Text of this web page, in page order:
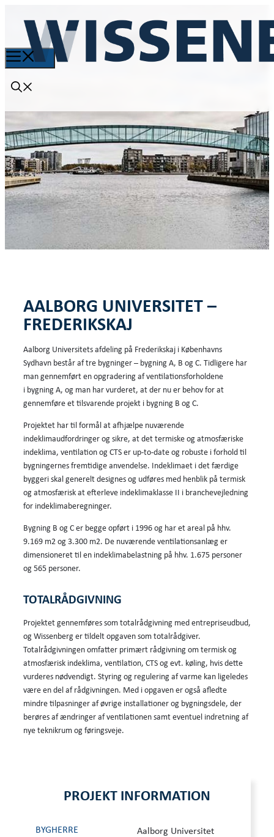
AALBORG UNIVERSITET –
FREDERIKSKAJ
Aalborg Universitets afdeling på Frederikskaj i Københavns
Sydhavn består af tre bygninger – bygning A, B og C. Tidligere har
man gennemført en opgradering af ventilationsforholdene
i bygning A, og man har vurderet, at der nu er behov for at
gennemføre et tilsvarende projekt i bygning B og C.
Projektet har til formål at afhjælpe nuværende
indeklimaudfordringer og sikre, at det termiske og atmosfæriske
indeklima, ventilation og CTS er up-to-date og robuste i forhold til
bygningernes fremtidige anvendelse. Indeklimaet i det færdige
byggeri skal generelt designes og udføres med henblik på termisk
og atmosfærisk at efterleve indeklimaklasse II i branchevejledning
for indeklimaberegninger.
Bygning B og C er begge opført i 1996 og har et areal på hhv.
9.169 m2 og 3.300 m2. De nuværende ventilationsanlæg er
dimensioneret til en indeklimabelastning på hhv. 1.675 personer
og 565 personer.
TOTALRÅDGIVNING
Projektet gennemføres som totalrådgivning med entrepriseudbud,
og Wissenberg er tildelt opgaven som totalrådgiver.
Totalrådgivningen omfatter primært rådgivning om termisk og
atmosfærisk indeklima, ventilation, CTS og evt. køling, hvis dette
vurderes nødvendigt. Styring og regulering af varme kan ligeledes
være en del af rådgivningen. Med i opgaven er også afledte
mindre tilpasninger af øvrige installationer og bygningsdele, der
berøres af ændringer af ventilationen samt eventuel indretning af
nye teknikrum og føringsveje.
PROJEKT INFORMATION
BYGHERRE Aalborg Universitet